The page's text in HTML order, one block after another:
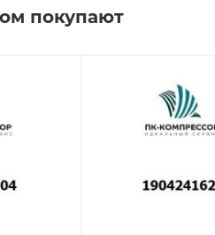
на всех этапах
покупают